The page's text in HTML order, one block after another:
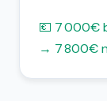
💶 7 000€
→ 7 800€